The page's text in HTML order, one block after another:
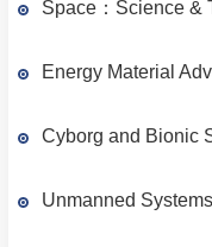
Space：Science &
Energy Material
Cyborg and Bionic
Unmanned